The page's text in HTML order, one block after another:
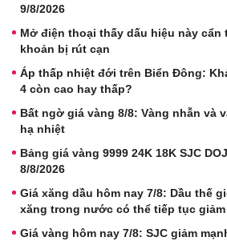
9/8/2026
Mở điện thoại thấy dấu hiệu này cẩn
khoản bị rút cạn
Áp thấp nhiệt đới trên Biển Đông:
4 còn cao hay thấp?
Bất ngờ giá vàng 8/8: Vàng nhẫn và
hạ nhiệt
Bảng giá vàng 9999 24K 18K SJC
8/8/2026
Giá xăng dầu hôm nay 7/8: Dầu thế
xăng trong nước có thể tiếp tục giảm
Giá vàng hôm nay 7/8: SJC giảm